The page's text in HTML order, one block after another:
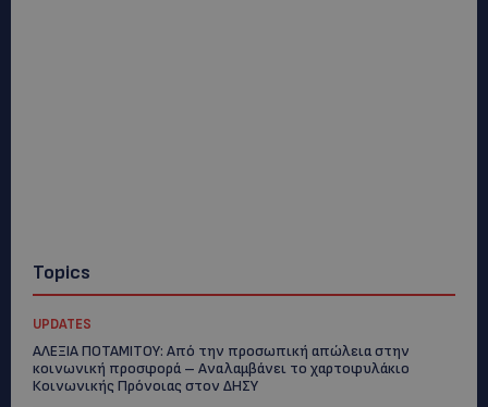
Topics
UPDATES
ΑΛΕΞΙΑ ΠΟΤΑΜΙΤΟΥ: Από την προσωπική απώλεια στην
κοινωνική προσφορά – Αναλαμβάνει το χαρτοφυλάκιο
Κοινωνικής Πρόνοιας στον ΔΗΣΥ